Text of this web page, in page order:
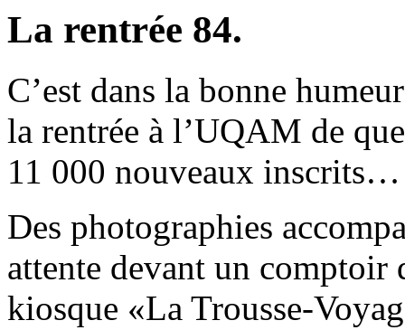
La rentrée 84.
C’est dans la bonne
la rentrée à l’UQAM de
11 000 nouveaux inscrits…
Des photographies
attente devant un comptoir
kiosque «La Trousse-